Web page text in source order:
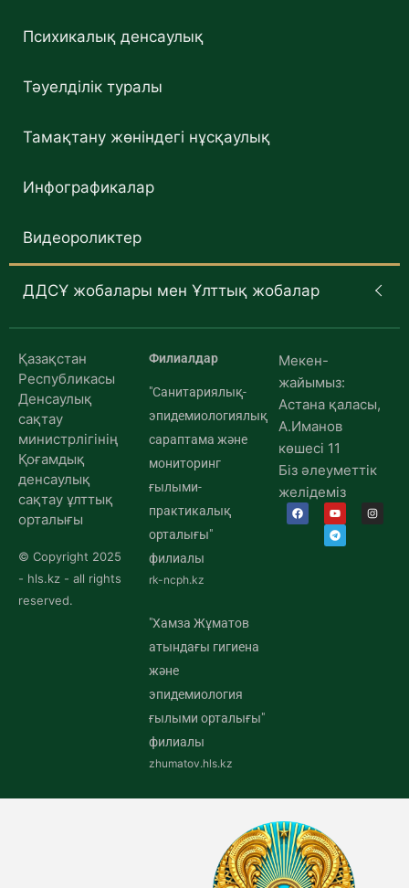
Психикалық денсаулық
Тәуелділік туралы
Тамақтану жөніндегі нұсқаулық
Инфографикалар
Видеороликтер
ДДСҰ жобалары мен Ұлттық жобалар
Қазақстан
Республикасы
Денсаулық
сақтау
министрлігінің
Қоғамдық
денсаулық
сақтау ұлттық
орталығы
© Copyright 2025
- hls.kz - all rights
reserved.
Филиалдар
"Санитариялық-
эпидемиологиялық
сараптама және
мониторинг
ғылыми-
практикалық
орталығы"
филиалы
rk-ncph.kz
"Хамза Жұматов
атындағы гигиена
және
эпидемиология
ғылыми орталығы"
филиалы
zhumatov.hls.kz
Мекен-
жайымыз:
Астана қаласы,
А.Иманов
көшесі 11
Біз әлеуметтік
желідеміз